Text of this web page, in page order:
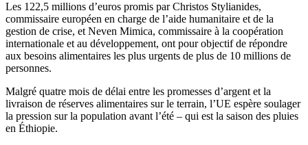
Les 122,5 millions d’euros promis par Christos Stylianides,
commissaire européen en charge de l’aide humanitaire et de la
gestion de crise, et Neven Mimica, commissaire à la coopération
internationale et au développement, ont pour objectif de répondre
aux besoins alimentaires les plus urgents de plus de 10 millions de
personnes.
Malgré quatre mois de délai entre les promesses d’argent et la
livraison de réserves alimentaires sur le terrain, l’UE espère soulager
la pression sur la population avant l’été – qui est la saison des pluies
en Éthiopie.